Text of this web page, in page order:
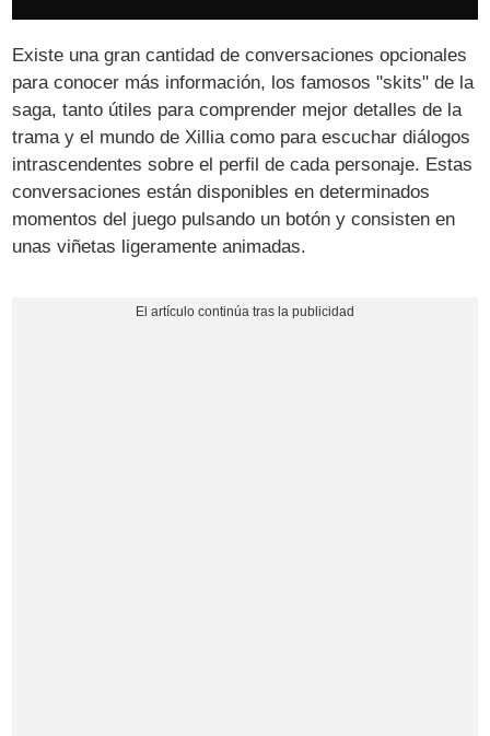
Existe una gran cantidad de conversaciones opcionales
para conocer más información, los famosos "skits" de la
saga, tanto útiles para comprender mejor detalles de la
trama y el mundo de Xillia como para escuchar diálogos
intrascendentes sobre el perfil de cada personaje. Estas
conversaciones están disponibles en determinados
momentos del juego pulsando un botón y consisten en
unas viñetas ligeramente animadas.